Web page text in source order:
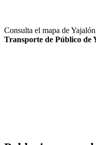
Consulta el mapa de
Transporte de Público de